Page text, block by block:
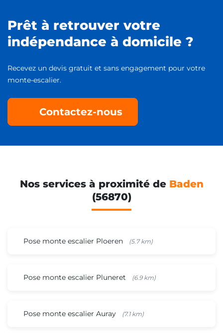
Prêt à retrouver votre
indépendance à domicile ?
Recevez un devis gratuit et sans engagement pour votre
monte-escalier.
Contactez-nous
Nos services à proximité de Baden
(56870)
Pose monte escalier Ploeren (5.7 km)
Pose monte escalier Pluneret (6.9 km)
Pose monte escalier Auray (7.1 km)